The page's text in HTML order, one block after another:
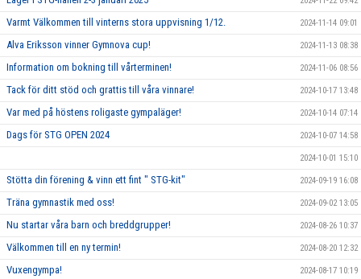
Varmt Välkommen till vinterns stora uppvisning 1/12. 2024-11-14 09:01
Alva Eriksson vinner Gymnova cup! 2024-11-13 08:38
Information om bokning till vårterminen! 2024-11-06 08:56
Tack för ditt stöd och grattis till våra vinnare! 2024-10-17 13:48
Var med på höstens roligaste gympaläger! 2024-10-14 07:14
Dags för STG OPEN 2024 2024-10-07 14:58
2024-10-01 15:10
Stötta din förening & vinn ett fint " STG-kit" 2024-09-19 16:08
Träna gymnastik med oss! 2024-09-02 13:05
Nu startar våra barn och breddgrupper! 2024-08-26 10:37
Välkommen till en ny termin! 2024-08-20 12:32
Vuxengympa! 2024-08-17 10:19